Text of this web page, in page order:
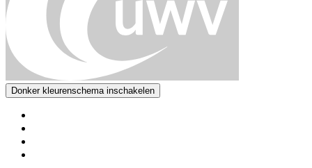
Donker kleurenschema inschakelen